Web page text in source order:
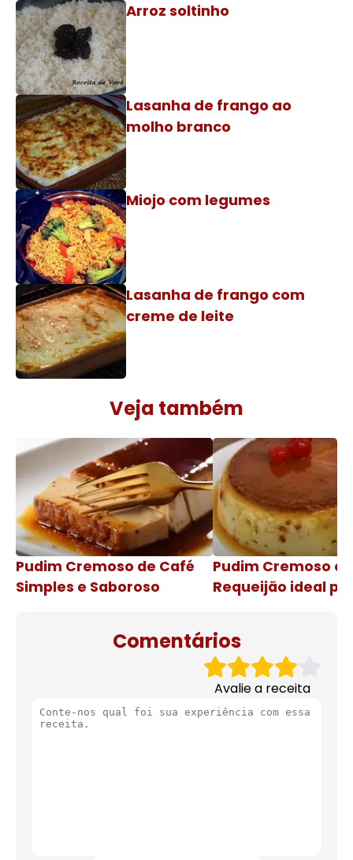
Arroz soltinho
Lasanha de frango ao
molho branco
Miojo com legumes
Lasanha de frango com
creme de leite
Veja também
Pudim Cremoso de Café
Simples e Saboroso
Pudim Cremoso
Requeijão ideal
Comentários
Avalie a receita